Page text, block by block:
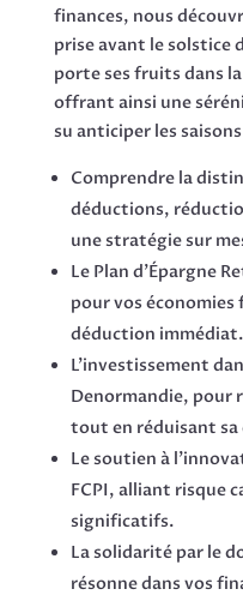
finances, nous
prise avant le solstice
porte ses fruits dans
offrant ainsi une
su anticiper les
Comprendre la
déductions,
une stratégie sur
Le Plan d’Épargne
pour vos
déduction immédiat.
L’investissement
Denormandie, pour
tout en réduisant sa
Le soutien à
FCPI, alliant risque
significatifs.
La solidarité par le
résonne dans vos